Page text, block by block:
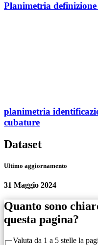
Planimetria
planimetria
cubature
Dataset
Ultimo aggiornamento
31 Maggio 2024
Quanto sono
questa pagina?
Valuta da 1 a 5 stelle la